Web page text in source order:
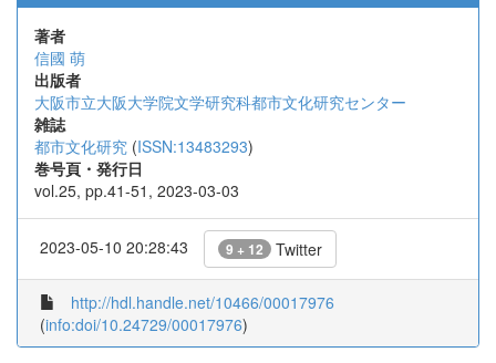
著者
信國 萌
出版者
大阪市立大阪大学院文学研究科都市文化研究センター
雑誌
都市文化研究 (ISSN:13483293)
巻号頁・発行日
vol.25, pp.41-51, 2023-03-03
2023-05-10 20:28:43 9 + 12 Twitter
http://hdl.handle.net/10466/00017976
(info:doi/10.24729/00017976)